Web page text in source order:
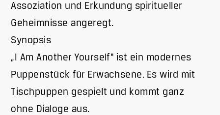
Assoziation und Erkundung spiritueller
Geheimnisse angeregt.
Synopsis
„I Am Another Yourself“ ist ein modernes
Puppenstück für Erwachsene. Es wird mit
Tischpuppen gespielt und kommt ganz
ohne Dialoge aus.